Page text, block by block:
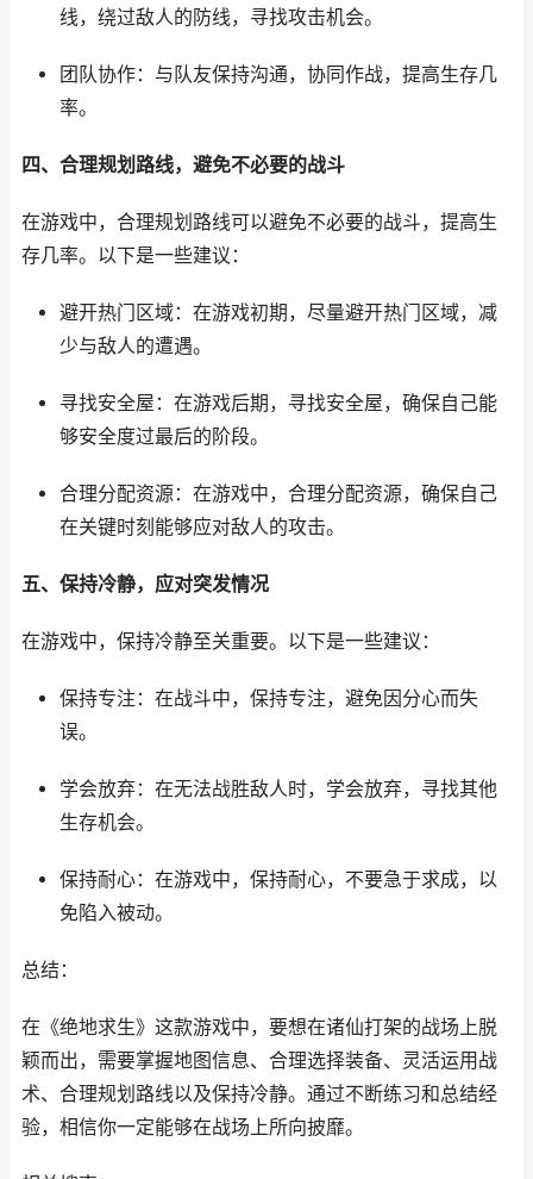
线，绕过敌人的防线，寻找攻击机会。
团队协作：与队友保持沟通，协同作战，提高生存几
率。
四、合理规划路线，避免不必要的战斗
在游戏中，合理规划路线可以避免不必要的战斗，提高生
存几率。以下是一些建议：
避开热门区域：在游戏初期，尽量避开热门区域，减
少与敌人的遭遇。
寻找安全屋：在游戏后期，寻找安全屋，确保自己能
够安全度过最后的阶段。
合理分配资源：在游戏中，合理分配资源，确保自己
在关键时刻能够应对敌人的攻击。
五、保持冷静，应对突发情况
在游戏中，保持冷静至关重要。以下是一些建议：
保持专注：在战斗中，保持专注，避免因分心而失
误。
学会放弃：在无法战胜敌人时，学会放弃，寻找其他
生存机会。
保持耐心：在游戏中，保持耐心，不要急于求成，以
免陷入被动。
总结：
在《绝地求生》这款游戏中，要想在诸仙打架的战场上脱
颖而出，需要掌握地图信息、合理选择装备、灵活运用战
术、合理规划路线以及保持冷静。通过不断练习和总结经
验，相信你一定能够在战场上所向披靡。